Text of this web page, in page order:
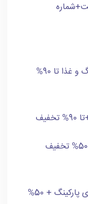
سوئیت های ارزان در مشهد نزدیک حرم | با پارکینگ و غذا تا 90%
لیست مسافرخانه های مشهد با قیمت ارزان + داری پارکینگ + 50%